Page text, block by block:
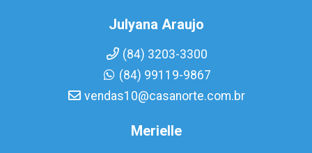
Julyana Araujo
(84) 3203-3300
(84) 99119-9867
vendas10@casanorte.com.br
Merielle